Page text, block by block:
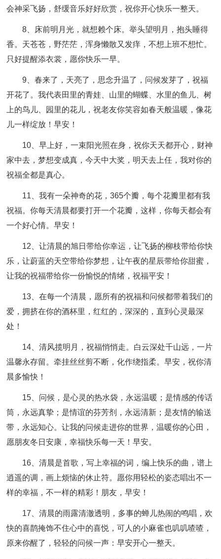
会神采飞扬，舒缓音乐好好欣赏，祝你开心快乐一整天。
8、床前明月光，就想赖个床。举头望明月，抱头睡得
香。天苍苍，野茫茫，浑身懒散又发痒，不想上班不想忙。
只好提醒添衣裳，愿你快乐一早。
9、春来了，天亮了，思念升温了，问候发芽了，祝福
开花了。我代表田里的青娃、山里的蝴蝶、水里的鱼儿、树
上的鸟儿、园里的花儿，祝老友你笑容如春天般温暖，像花
儿一样绽放！早安！
10、早上好，一束阳光照在身，祝你天天都开心，财神
家中去，梦想变成真，今天中大奖，明天去上任，我对你的
祝福全都是真心。
11、我有一朵神奇的花，365个瓣，每个花瓣里都有我
祝福。你每天清晨都要打开一个花瓣，这样，你每天都会有
一个好心情。早安！
12、让清晨的旭日带给你幸运，让飞扬的柳枝带给你快
乐，让蔚蓝的天空带给你梦想，让午夜的星辰带给你甜蜜，
让我的祝福带给你一份愉悦的情绪，祝福平安！
13、在每一个清晨，愿所有的祝福和问候都带着我们的
爱，拥挤在你的酒杯里，红红的，深深的，直到心灵最深
处！
14、清风揽明月，祝福悄悄走。白云深处千山远，一片
温馨永存留。牵挂丝丝剪不断，化作绕指柔。早安，祝你清
晨多愉快！
15、问候，是心灵的热水袋，永远温暖；是情感的传话
筒，永远真挚；是情谊的芬芳剂，永远清新；是友情的输送
带，永远知心。让我的问候走进你的世界，温暖你的心田，
愿朋友冬日安康，幸福快乐每一天！早安。
16、清晨是首歌，写上幸福的词，编上快乐的曲，谱上
逍遥的调，画上烦恼的休止符。愿你用轻松的姿态唱出不一
样的幸福，不一样的精彩！朋友，早安！
17、清晨的雨露清澈透明，多事的蝉儿热闹的鸣唱，欢
快的喜鹊掩饰不住心中的喜悦，可人的小麻雀也叽叽喳喳，
原来你醒了，轻轻的问候一声：早安开心一整天。